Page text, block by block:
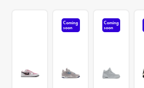
Coming
soon
Coming
soon